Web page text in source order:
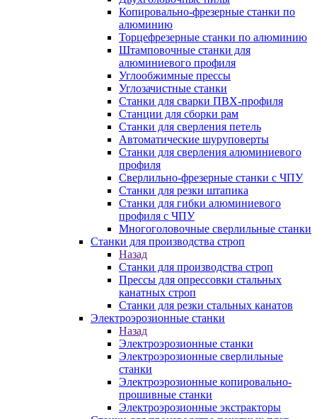
Копировально-фрезерные станки по
алюминию
Торцефрезерные станки по алюминию
Штамповочные станки для
алюминиевого профиля
Углообжимные прессы
Углозачистные станки
Станки для сварки ПВХ-профиля
Станции для сборки рам
Станки для сверления петель
Автоматические шуруповерты
Станки для сверления алюминиевого
профиля
Сверлильно-фрезерные станки с ЧПУ
Станки для резки штапика
Станки для гибки алюминиевого
профиля с ЧПУ
Многоголовочные сверлильные станки
Станки для производства строп
Назад
Станки для производства строп
Прессы для опрессовки стальных
канатных строп
Станки для резки стальных канатов
Электроэрозионные станки
Назад
Электроэрозионные станки
Электроэрозионные сверлильные
станки
Электроэрозионные копировально-
прошивные станки
Электроэрозионные экстракторы